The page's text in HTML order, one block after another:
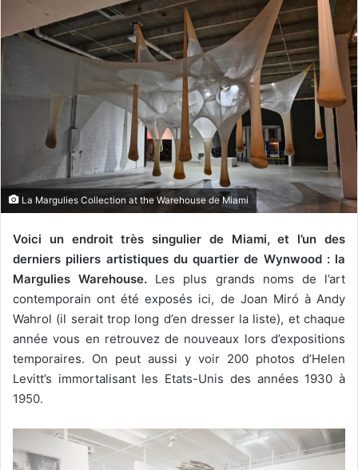
La Margulies Collection at the Warehouse de Miami
Voici un endroit très singulier de Miami, et l’un des
derniers piliers artistiques du quartier de Wynwood : la
Margulies Warehouse. Les plus grands noms de l’art
contemporain ont été exposés ici, de Joan Miró à Andy
Wahrol (il serait trop long d’en dresser la liste), et chaque
année vous en retrouvez de nouveaux lors d’expositions
temporaires. On peut aussi y voir 200 photos d’Helen
Levitt’s immortalisant les Etats-Unis des années 1930 à
1950.